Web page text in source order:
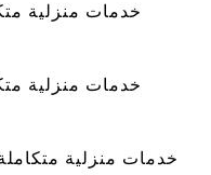
خدمات منزلية
خدمات منزلية
خدمات منزلية